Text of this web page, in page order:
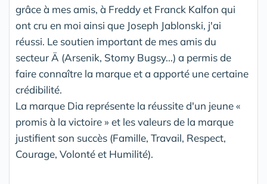
grâce à mes amis, à Freddy et Franck Kalfon qui
ont cru en moi ainsi que Joseph Jablonski, j'ai
réussi. Le soutien important de mes amis du
secteur Ä (Arsenik, Stomy Bugsy...) a permis de
faire connaître la marque et a apporté une certaine
crédibilité.
La marque Dia représente la réussite d'un jeune «
promis à la victoire » et les valeurs de la marque
justifient son succès (Famille, Travail, Respect,
Courage, Volonté et Humilité).